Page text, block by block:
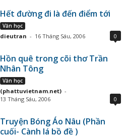
Hết đường đi là đến điểm tới
Văn học
dieutran - 16 Tháng Sáu, 2006 0
Hồn quê trong cõi thơ Trần
Nhân Tông
Văn học
(phattuvietnam.net) -
13 Tháng Sáu, 2006
0
Truyện Bóng Áo Nâu (Phần
cuối- Cành lá bồ đề )